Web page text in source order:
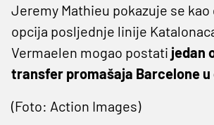
Jeremy Mathieu pokazuje se
opcija posljednje linije
Vermaelen mogao postati jedan
transfer promašaja Barcelone u
(Foto: Action Images)